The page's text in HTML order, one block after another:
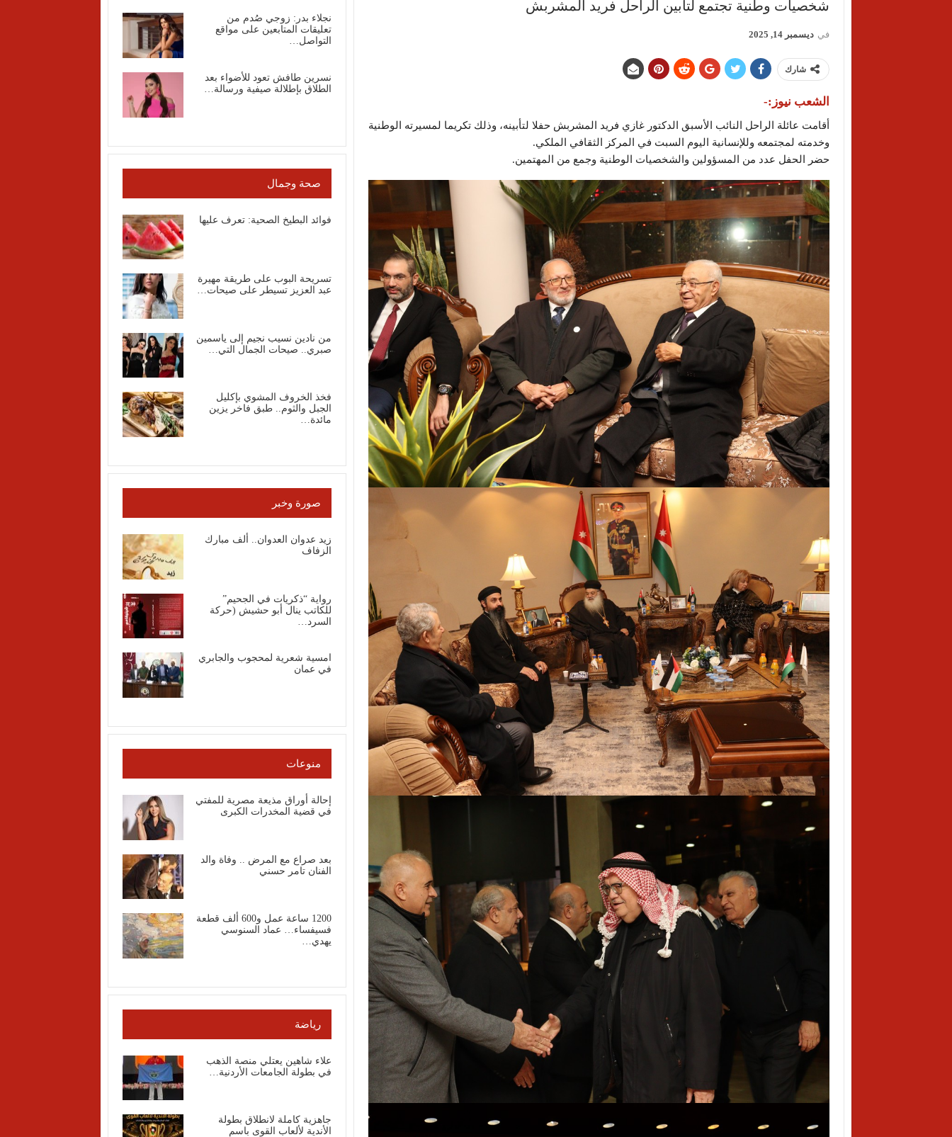
شخصيات وطنية تجتمع لتأبين الراحل فريد المشربش
في ديسمبر 14, 2025
شارك
الشعب نيوز:-
أقامت عائلة الراحل النائب الأسبق الدكتور غازي فريد المشربش حفلا لتأبينه، وذلك تكريما لمسيرته الوطنية
وخدمته لمجتمعه وللإنسانية اليوم السبت في المركز الثقافي الملكي.
حضر الحفل عدد من المسؤولين والشخصيات الوطنية وجمع من المهتمين.
نجلاء بدر: زوجي صُدم من
تعليقات المتابعين على مواقع
التواصل…
نسرين طافش تعود للأضواء بعد
الطلاق بإطلالة صيفية ورسالة…
صحة وجمال
فوائد البطيخ الصحية: تعرف عليها
تسريحة البوب على طريقة مهيرة
عبد العزيز تسيطر على صيحات…
من نادين نسيب نجيم إلى ياسمين
صبري.. صيحات الجمال التي…
فخذ الخروف المشوي بإكليل
الجبل والثوم.. طبق فاخر يزين
مائدة…
صورة وخبر
زيد عدوان العدوان.. ألف مبارك
الزفاف
رواية “ذكريات في الجحيم”
للكاتب ينال أبو حشيش (حركة
السرد…
امسية شعرية لمحجوب والجابري
في عمان
منوعات
إحالة أوراق مذيعة مصرية للمفتي
في قضية المخدرات الكبرى
بعد صراع مع المرض .. وفاة والد
الفنان تامر حسني
1200 ساعة عمل و600 ألف قطعة
فسيفساء… عماد السنوسي
يهدي…
رياضة
علاء شاهين يعتلي منصة الذهب
في بطولة الجامعات الأردنية…
جاهزية كاملة لانطلاق بطولة
الأندية لألعاب القوى باسم